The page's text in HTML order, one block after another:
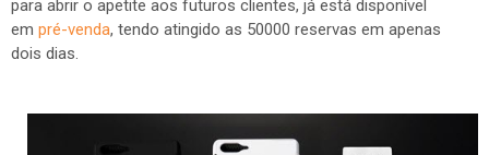
para abrir o apetite aos futuros clientes, já está disponível
em pré-venda, tendo atingido as 50000 reservas em apenas
dois dias.